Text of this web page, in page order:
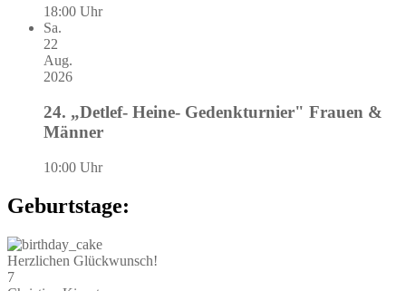
18:00 Uhr
Sa.
22
Aug.
2026
24. „Detlef- Heine- Gedenkturnier" Frauen &
Männer
10:00 Uhr
Geburtstage:
Herzlichen Glückwunsch!
7